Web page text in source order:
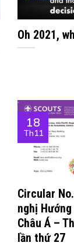
Oh 2021,
Circular
nghị
Châu Á –
lần thứ 27
18
Th11